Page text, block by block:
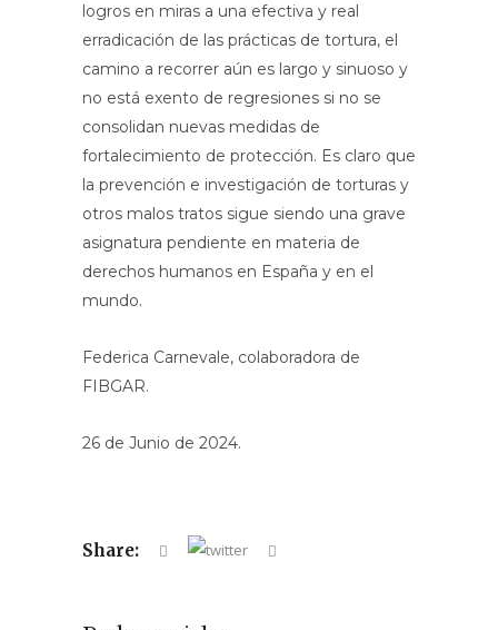
logros en miras a una efectiva y real
erradicación de las prácticas de tortura, el
camino a recorrer aún es largo y sinuoso y
no está exento de regresiones si no se
consolidan nuevas medidas de
fortalecimiento de protección. Es claro que
la prevención e investigación de torturas y
otros malos tratos sigue siendo una grave
asignatura pendiente en materia de
derechos humanos en España y en el
mundo.
Federica Carnevale, colaboradora de
FIBGAR.
26 de Junio de 2024.
Share: